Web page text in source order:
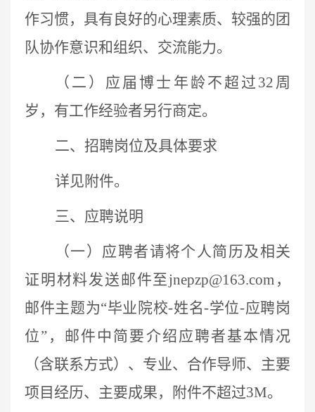
作习惯，具有良好的心理素质、较强的团
队协作意识和组织、交流能力。
（二）应届博士年龄不超过 32 周
岁，有工作经验者另行商定。
二、招聘岗位及具体要求
详见附件。
三、应聘说明
（一）应聘者请将个人简历及相关
证明材料发送邮件至jnepzp@163.com ，
邮件主题为“毕业院校-姓名-学位-应聘岗
位”，邮件中简要介绍应聘者基本情况
（含联系方式）、专业、合作导师、主要
项目经历、主要成果，附件不超过3M。